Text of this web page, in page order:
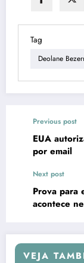
Tag
Deolane
Previous post
EUA
por email
Next post
Prova para
acontece
VEJA